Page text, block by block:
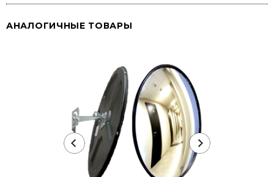
АНАЛОГИЧНЫЕ ТОВАРЫ